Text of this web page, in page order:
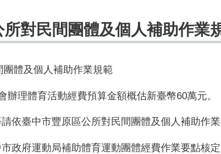
對民間團體及個人補助作業
體及個人補助作業規範
辦理體育活動經費預算金額概估新臺幣60萬元。
依臺中市豐原區公所對民間團體及個人補助作業
政府運動局補助體育運動團體經費作業要點核定